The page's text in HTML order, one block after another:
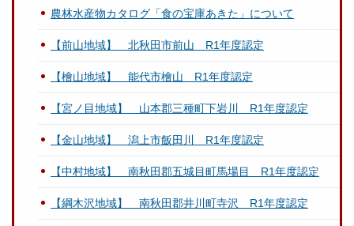
農林水産物カタログ「食の宝庫あきた」について
【前山地域】 北秋田市前山 R1年度認定
【檜山地域】 能代市檜山 R1年度認定
【宮ノ目地域】 山本郡三種町下岩川 R1年度認定
【金山地域】 潟上市飯田川 R1年度認定
【中村地域】 南秋田郡五城目町馬場目 R1年度認定
【綱木沢地域】 南秋田郡井川町寺沢 R1年度認定